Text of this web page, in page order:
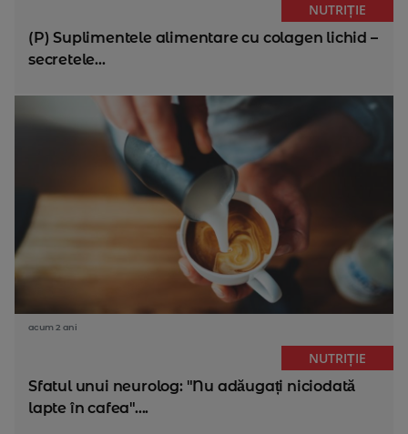
NUTRIȚIE
(P) Suplimentele alimentare cu colagen lichid –
secretele...
acum 2 ani
NUTRIȚIE
Sfatul unui neurolog: "Nu adăugați niciodată
lapte în cafea"....